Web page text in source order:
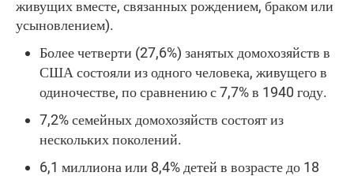
живущих вместе, связанных рождением, браком или
усыновлением).
Более четверти (27,6%) занятых домохозяйств в
США состояли из одного человека, живущего в
одиночестве, по сравнению с 7,7% в 1940 году.
7,2% семейных домохозяйств состоят из
нескольких поколений.
6,1 миллиона или 8,4% детей в возрасте до 18